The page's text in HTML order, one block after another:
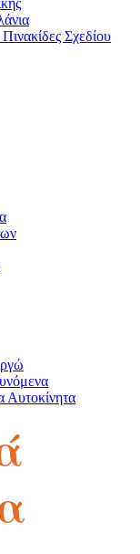
Σχεδίου
Αυτοκίνητα